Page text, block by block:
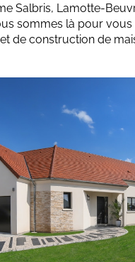
Salbris, Lamotte-
sommes là pour
de construction de